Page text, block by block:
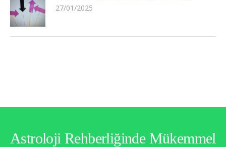
27/01/2025
Astroloji Rehberliğinde Mükemmel